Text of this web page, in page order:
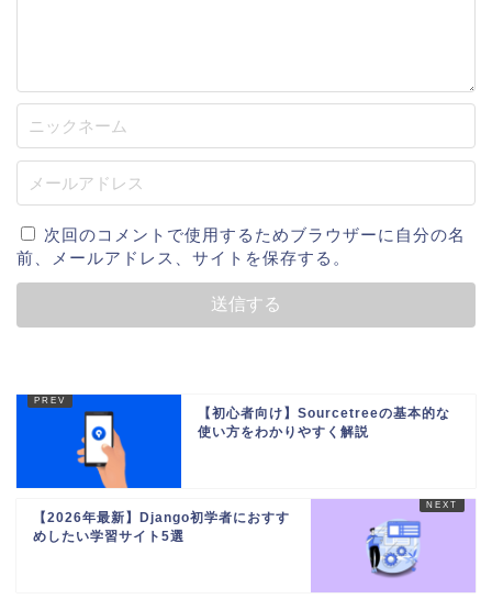
次回のコメントで使用するためブラウザーに自分の名
前、メールアドレス、サイトを保存する。
【初心者向け】Sourcetreeの基本的な
使い方をわかりやすく解説
【2026年最新】Django初学者におすす
めしたい学習サイト5選